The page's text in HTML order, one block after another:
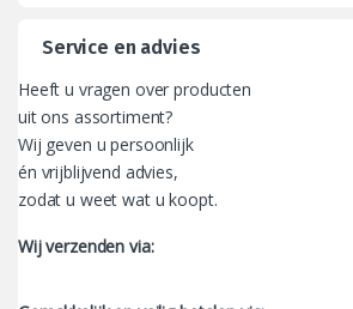
Service en advies
Heeft u vragen over producten
uit ons assortiment?
Wij geven u persoonlijk
én vrijblijvend advies,
zodat u weet wat u koopt.
Wij verzenden via: